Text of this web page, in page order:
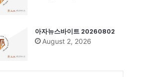
아자뉴스바이트 20260802
August 2, 2026